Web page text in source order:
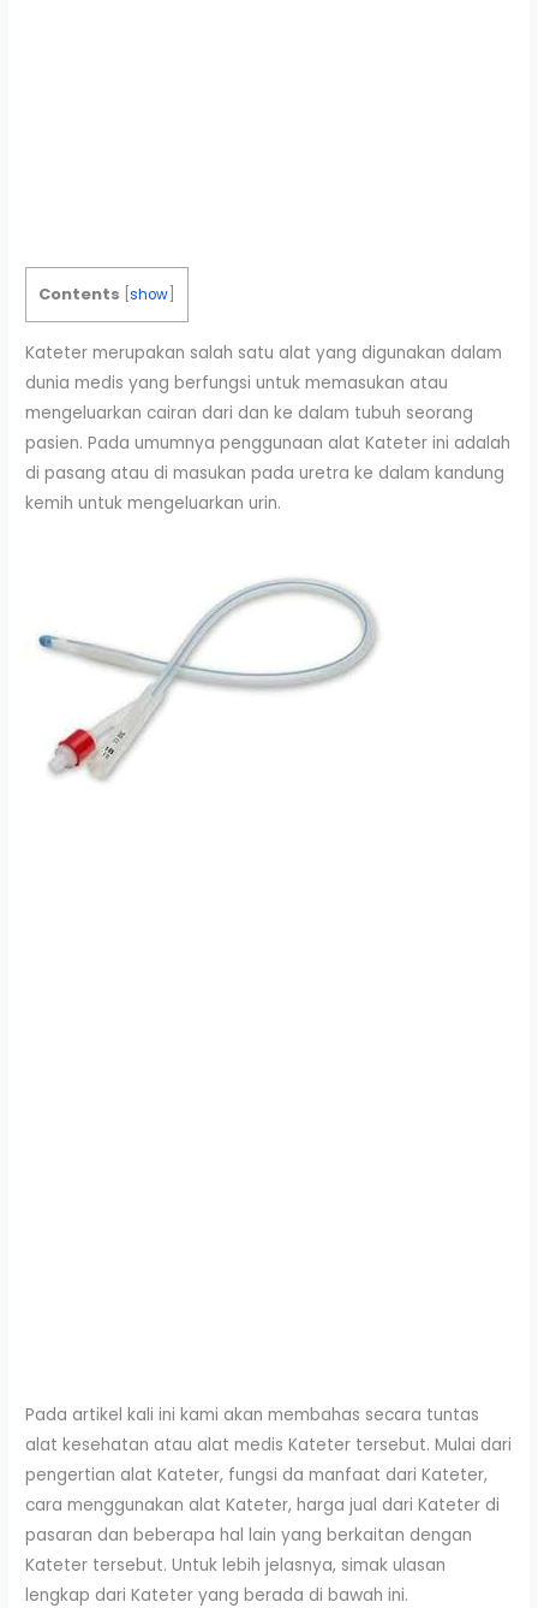
Contents [show
Kateter merupakan salah satu alat yang digunakan dalam
dunia medis yang berfungsi untuk memasukan atau
mengeluarkan cairan dari dan ke dalam tubuh seorang
pasien. Pada umumnya penggunaan alat Kateter ini adalah
di pasang atau di masukan pada uretra ke dalam kandung
kemih untuk mengeluarkan urin.
Pada artikel kali ini kami akan membahas secara tuntas
alat kesehatan atau alat medis Kateter tersebut. Mulai dari
pengertian alat Kateter, fungsi da manfaat dari Kateter,
cara menggunakan alat Kateter, harga jual dari Kateter di
pasaran dan beberapa hal lain yang berkaitan dengan
Kateter tersebut. Untuk lebih jelasnya, simak ulasan
lengkap dari Kateter yang berada di bawah ini.